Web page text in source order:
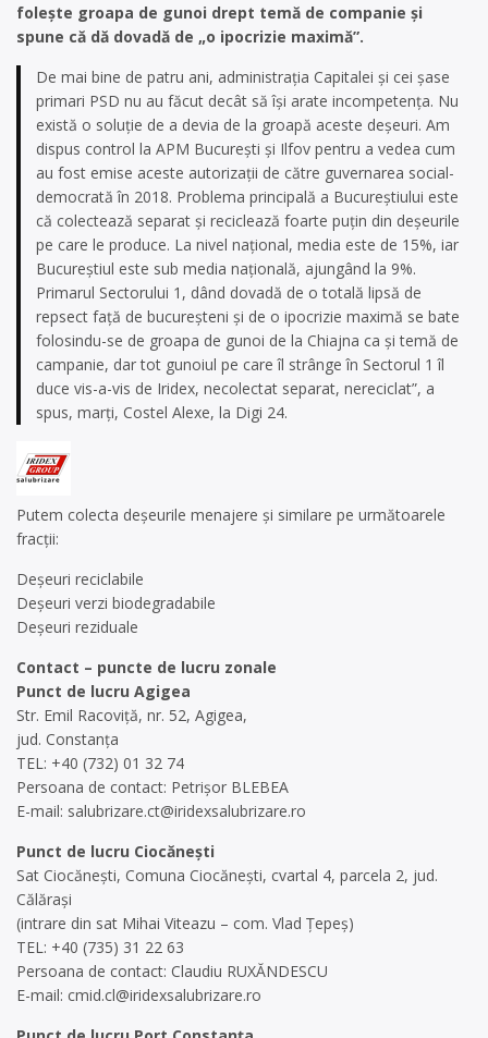
foleşte groapa de gunoi drept temă de companie şi
spune că dă dovadă de „o ipocrizie maximă”.
De mai bine de patru ani, administraţia Capitalei şi cei şase
primari PSD nu au făcut decât să îşi arate incompetenţa. Nu
există o soluţie de a devia de la groapă aceste deşeuri. Am
dispus control la APM Bucureşti şi Ilfov pentru a vedea cum
au fost emise aceste autorizaţii de către guvernarea social-
democrată în 2018. Problema principală a Bucureştiului este
că colectează separat şi reciclează foarte puţin din deşeurile
pe care le produce. La nivel naţional, media este de 15%, iar
Bucureştiul este sub media naţională, ajungând la 9%.
Primarul Sectorului 1, dând dovadă de o totală lipsă de
repsect faţă de bucureşteni şi de o ipocrizie maximă se bate
folosindu-se de groapa de gunoi de la Chiajna ca şi temă de
campanie, dar tot gunoiul pe care îl strânge în Sectorul 1 îl
duce vis-a-vis de Iridex, necolectat separat, nereciclat”, a
spus, marţi, Costel Alexe, la Digi 24.
Putem colecta deșeurile menajere și similare pe următoarele
fracții:
Deșeuri reciclabile
Deșeuri verzi biodegradabile
Deșeuri reziduale
Contact – puncte de lucru zonale
Punct de lucru Agigea
Str. Emil Racoviță, nr. 52, Agigea,
jud. Constanța
TEL: +40 (732) 01 32 74
Persoana de contact: Petrișor BLEBEA
E-mail: salubrizare.ct@iridexsalubrizare.ro
Punct de lucru Ciocănești
Sat Ciocănești, Comuna Ciocănești, cvartal 4, parcela 2, jud.
Călărași
(intrare din sat Mihai Viteazu – com. Vlad Țepeș)
TEL: +40 (735) 31 22 63
Persoana de contact: Claudiu RUXĂNDESCU
E-mail: cmid.cl@iridexsalubrizare.ro